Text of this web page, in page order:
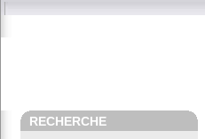
RECHERCHE